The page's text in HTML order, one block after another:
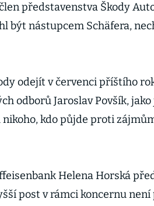
představenstva Škody
být nástupcem Schäfera,
odejít v červenci příštího
odborů Jaroslav Povšík,
kdo půjde proti
Helena Horská
post v rámci koncernu